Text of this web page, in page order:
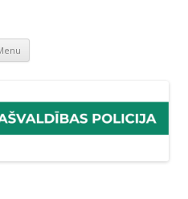
Skip
content